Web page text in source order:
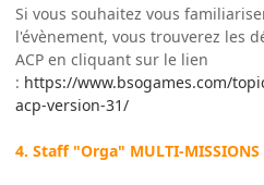
Si vous souhaitez vous
l'évènement, vous trouverez les
ACP en cliquant sur le lien
: https://www.bsogames.com/
acp-version-31/
4. Staff "Orga" MULTI-MISSIONS